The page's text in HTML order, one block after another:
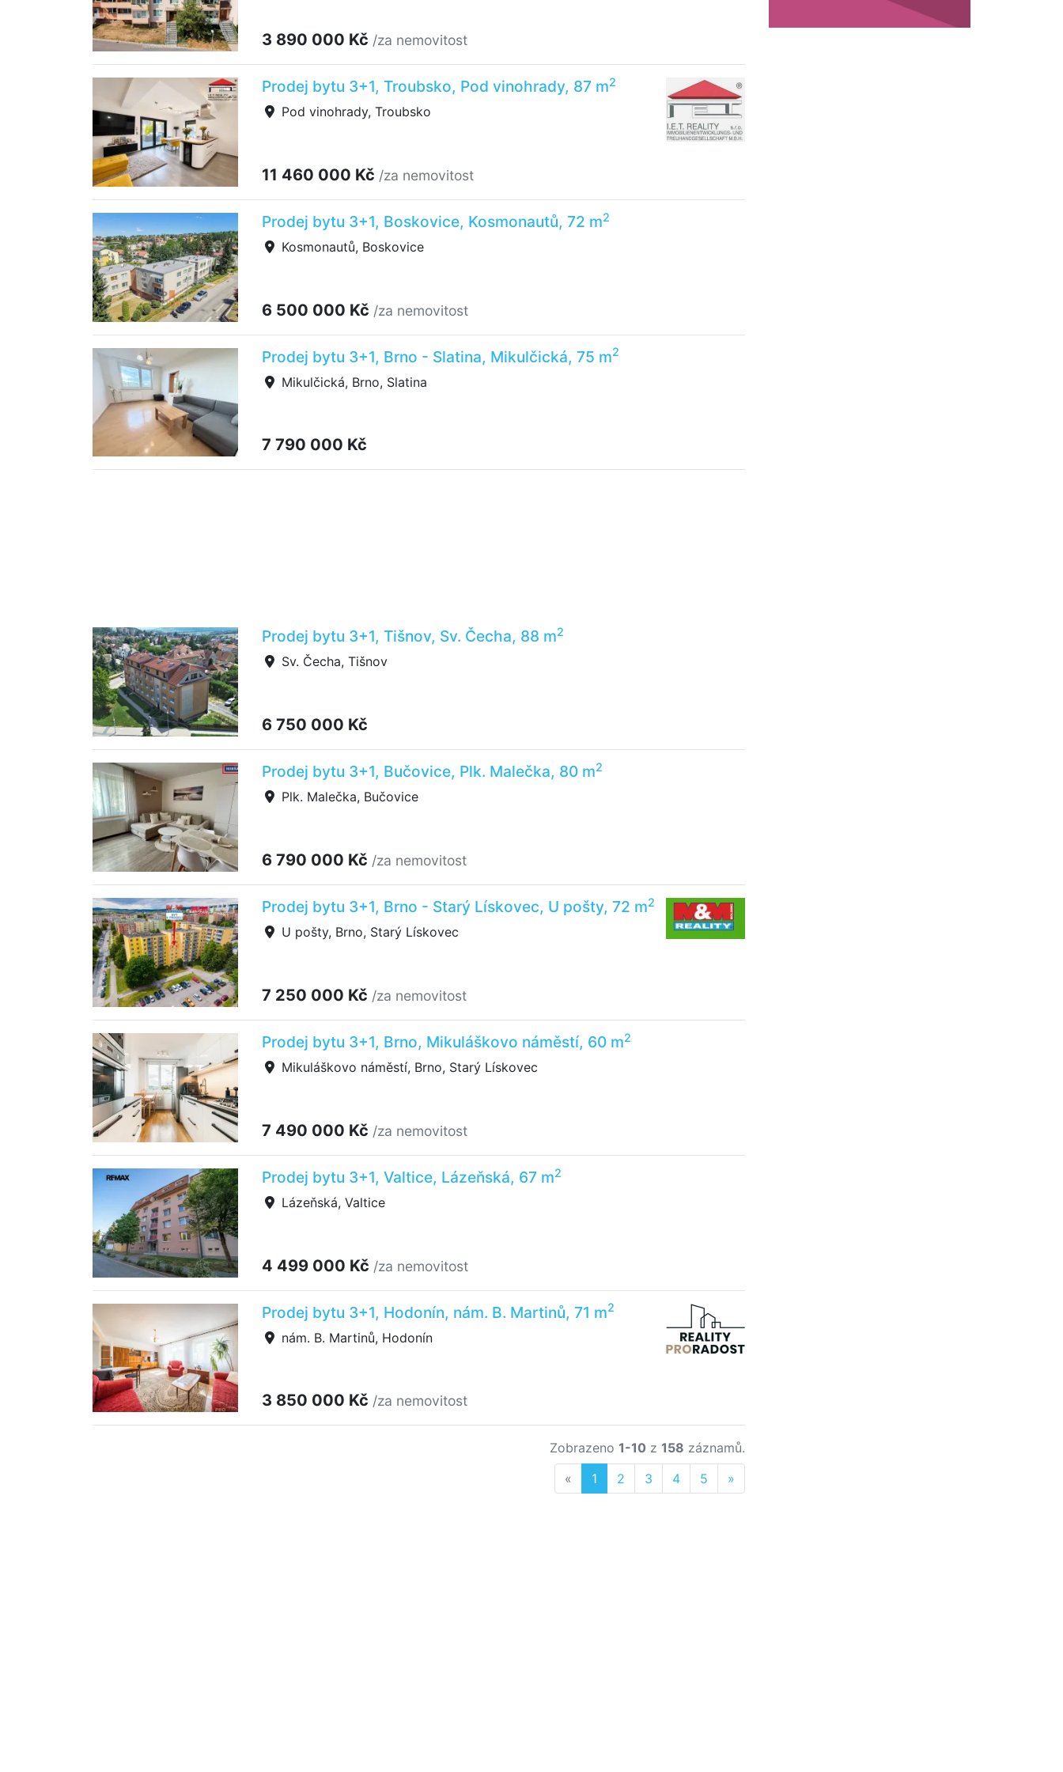
3 890 000 Kč /za nemovitost
Prodej bytu 3+1, Troubsko, Pod vinohrady, 87 m2
Pod vinohrady, Troubsko
11 460 000 Kč /za nemovitost
Prodej bytu 3+1, Boskovice, Kosmonautů, 72 m2
Kosmonautů, Boskovice
6 500 000 Kč /za nemovitost
Prodej bytu 3+1, Brno - Slatina, Mikulčická, 75 m2
Mikulčická, Brno, Slatina
7 790 000 Kč
Prodej bytu 3+1, Tišnov, Sv. Čecha, 88 m2
Sv. Čecha, Tišnov
6 750 000 Kč
Prodej bytu 3+1, Bučovice, Plk. Malečka, 80 m2
Plk. Malečka, Bučovice
6 790 000 Kč /za nemovitost
Prodej bytu 3+1, Brno - Starý Lískovec, U pošty, 72 m2
U pošty, Brno, Starý Lískovec
7 250 000 Kč /za nemovitost
Prodej bytu 3+1, Brno, Mikuláškovo náměstí, 60 m2
Mikuláškovo náměstí, Brno, Starý Lískovec
7 490 000 Kč /za nemovitost
Prodej bytu 3+1, Valtice, Lázeňská, 67 m2
Lázeňská, Valtice
4 499 000 Kč /za nemovitost
Prodej bytu 3+1, Hodonín, nám. B. Martinů, 71 m2
nám. B. Martinů, Hodonín
3 850 000 Kč /za nemovitost
Zobrazeno 1-10 z 158 záznamů.
« Previous
1 2 3 4 5 »